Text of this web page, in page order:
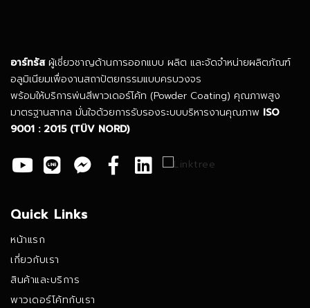
อาร์ทรัสผู้เชี่ยวชาญด้านการออกแบบ ผลิต และจัดจำหน่ายผลิตภัณฑ์
อลูมิเนียมเพื่องานสถาปัตยกรรมแบบครบวงจร
พร้อมให้บริการพ่นสีพาวเดอร์โค้ท (Powder Coating) คุณภาพสูง
มาตรฐานสากล มั่นใจด้วยการรับรองระบบบริหารงานคุณภาพ ISO
9001 : 2015(TÜV NORD)
Quick Links
หน้าแรก
เกี่ยวกับเรา
สินค้าและบริการ
พาวเดอร์โค้ทกับเรา